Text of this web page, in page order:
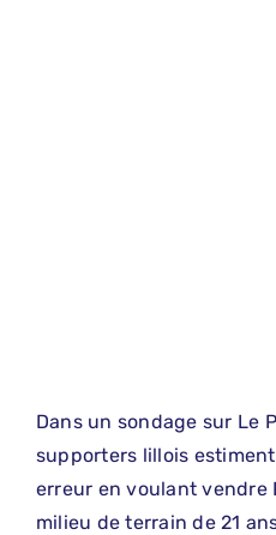
Dans un sondage sur Le
supporters lillois
erreur en voulant vendre
milieu de terrain de 21